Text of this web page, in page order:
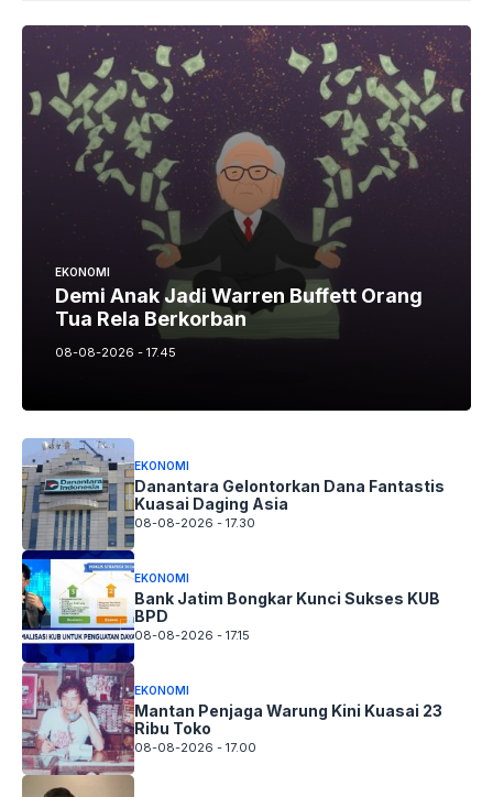
EKONOMI
Demi Anak Jadi Warren Buffett Orang
Tua Rela Berkorban
08-08-2026 - 17.45
EKONOMI
Danantara Gelontorkan Dana Fantastis
Kuasai Daging Asia
08-08-2026 - 17.30
EKONOMI
Bank Jatim Bongkar Kunci Sukses KUB
BPD
08-08-2026 - 17.15
EKONOMI
Mantan Penjaga Warung Kini Kuasai 23
Ribu Toko
08-08-2026 - 17.00